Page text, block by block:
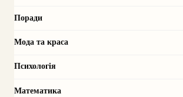
Поради
Мода та краса
Психологія
Математика